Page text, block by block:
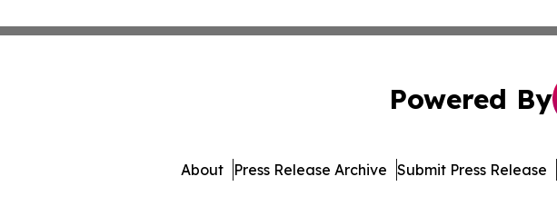
Powered By
About Press Release Archive Submit Press Release